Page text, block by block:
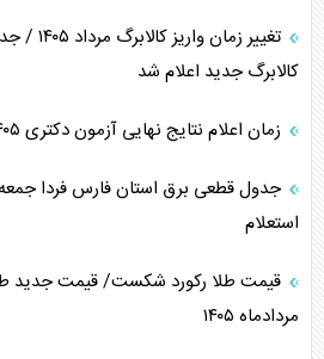
تغییر
کالابرگ جدید اعلام شد
زمان اعلام نتایج نهایی آزمون دکتری ۱۴۰۵
استعلام
مردادماه ۱۴۰۵